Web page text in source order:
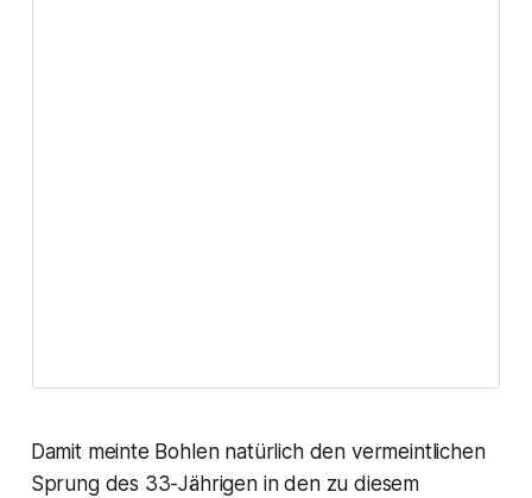
Damit meinte Bohlen natürlich den vermeintlichen
Sprung des 33-Jährigen in den zu diesem